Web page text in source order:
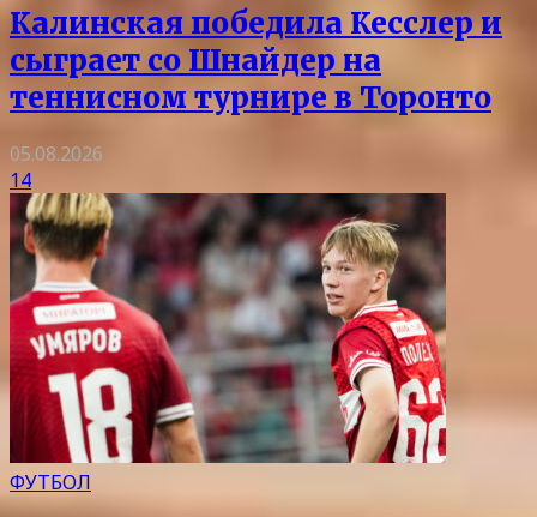
Калинская победила Кесслер и
сыграет со Шнайдер на
теннисном турнире в Торонто
05.08.2026
14
ФУТБОЛ